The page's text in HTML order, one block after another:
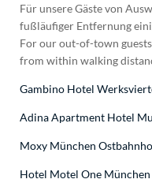
Für unsere Gäste von
fußläufiger Entfernung
For our out-of-town
from within walking
Gambino Hotel
Adina Apartment Hotel
Moxy München
Hotel Motel One München